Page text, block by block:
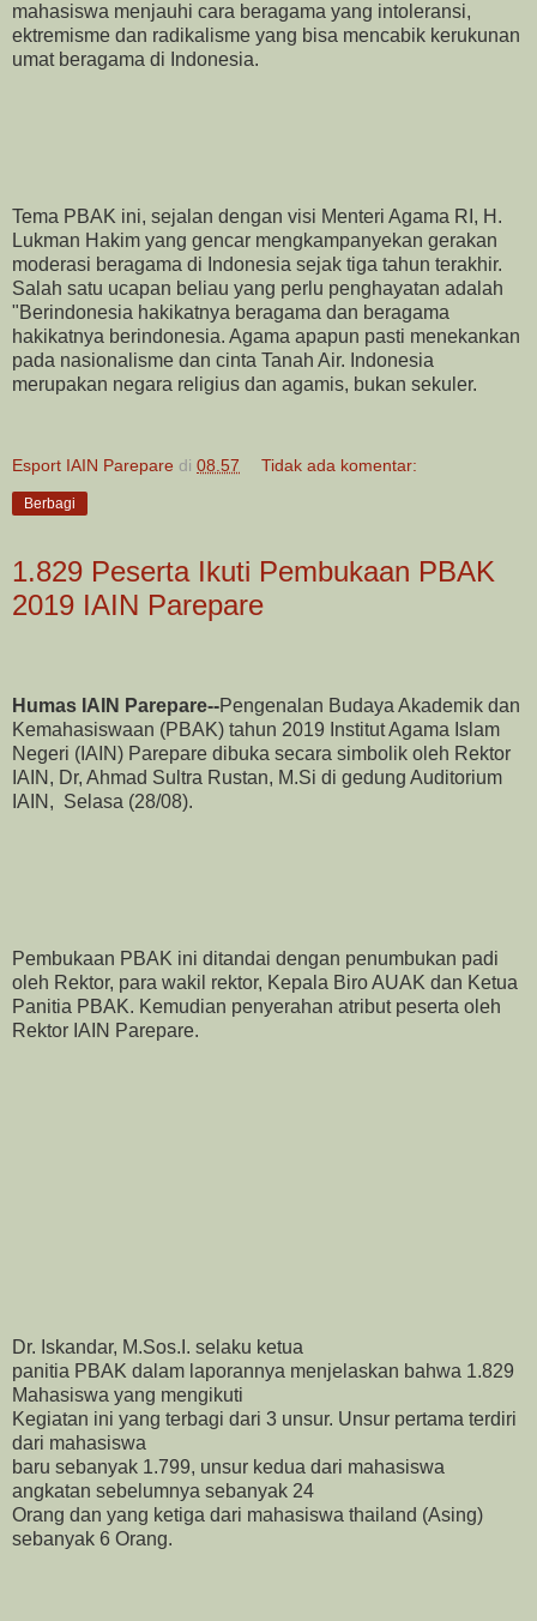
mahasiswa menjauhi cara beragama yang intoleransi,
ektremisme dan radikalisme yang bisa mencabik kerukunan
umat beragama di Indonesia.
Tema PBAK ini, sejalan dengan visi Menteri Agama RI, H.
Lukman Hakim yang gencar mengkampanyekan gerakan
moderasi beragama di Indonesia sejak tiga tahun terakhir.
Salah satu ucapan beliau yang perlu penghayatan adalah
"Berindonesia hakikatnya beragama dan beragama
hakikatnya berindonesia. Agama apapun pasti menekankan
pada nasionalisme dan cinta Tanah Air. Indonesia
merupakan negara religius dan agamis, bukan sekuler.
Esport IAIN Parepare di 08.57 Tidak ada komentar:
Berbagi
1.829 Peserta Ikuti Pembukaan PBAK
2019 IAIN Parepare
Humas IAIN Parepare--Pengenalan Budaya Akademik dan
Kemahasiswaan (PBAK) tahun 2019 Institut Agama Islam
Negeri (IAIN) Parepare dibuka secara simbolik oleh Rektor
IAIN, Dr, Ahmad Sultra Rustan, M.Si di gedung Auditorium
IAIN, Selasa (28/08).
Pembukaan PBAK ini ditandai dengan penumbukan padi
oleh Rektor, para wakil rektor, Kepala Biro AUAK dan Ketua
Panitia PBAK. Kemudian penyerahan atribut peserta oleh
Rektor IAIN Parepare.
Dr. Iskandar, M.Sos.I. selaku ketua
panitia PBAK dalam laporannya menjelaskan bahwa 1.829
Mahasiswa yang mengikuti
Kegiatan ini yang terbagi dari 3 unsur. Unsur pertama terdiri
dari mahasiswa
baru sebanyak 1.799, unsur kedua dari mahasiswa
angkatan sebelumnya sebanyak 24
Orang dan yang ketiga dari mahasiswa thailand (Asing)
sebanyak 6 Orang.